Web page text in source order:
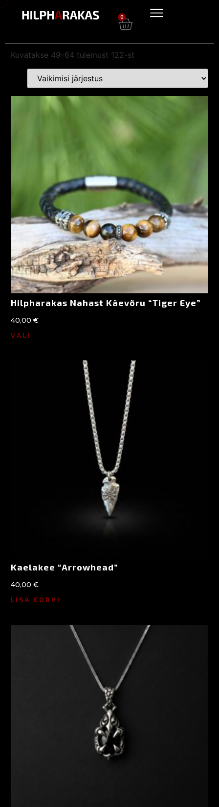
0
Kuvatakse 49–64 tulemust 122-st
Hilpharakas Nahast Käevõru “Tiger Eye”
40,00€
VALI
Kaelakee “Arrowhead”
40,00€
LISA KORVI